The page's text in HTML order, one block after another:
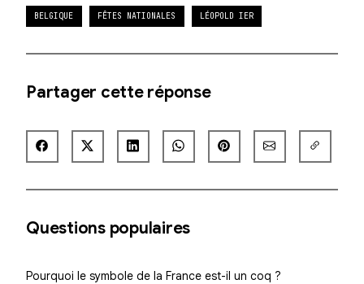
BELGIQUE FÊTES NATIONALES LÉOPOLD IER
Partager cette réponse
Questions populaires
Pourquoi le symbole de la France est-il un coq ?